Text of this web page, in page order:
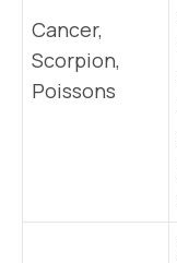
Cancer,
Scorpion,
Poissons